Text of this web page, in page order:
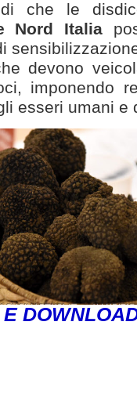
che le
Nord Italia
devono
imponendo
esseri umani e